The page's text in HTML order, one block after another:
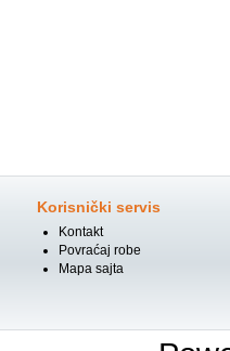
Korisnički servis
Kontakt
Povraćaj robe
Mapa sajta